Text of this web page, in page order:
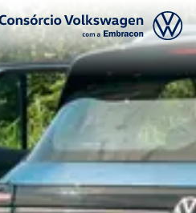
Logo Consórcio Volkswagen com